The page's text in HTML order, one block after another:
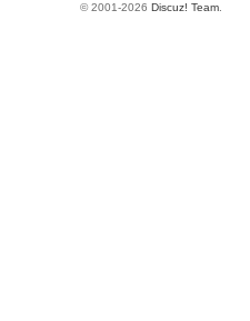
© 2001-2026 Discuz! Team